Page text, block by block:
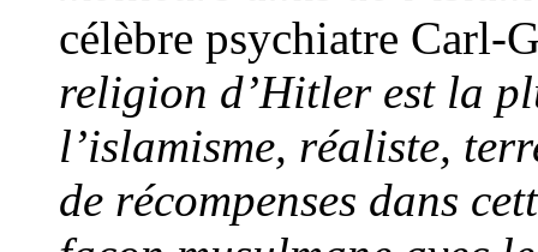
célèbre psychiatre Carl-
religion d’Hitler est la
l’islamisme, réaliste,
de récompenses dans